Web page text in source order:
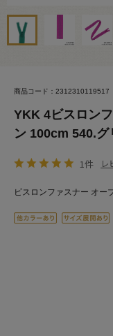
商品コード：2312310119517
YKK 4ビスロン
ン 100cm 540.グ
1件 レ
ビスロンファスナー オー